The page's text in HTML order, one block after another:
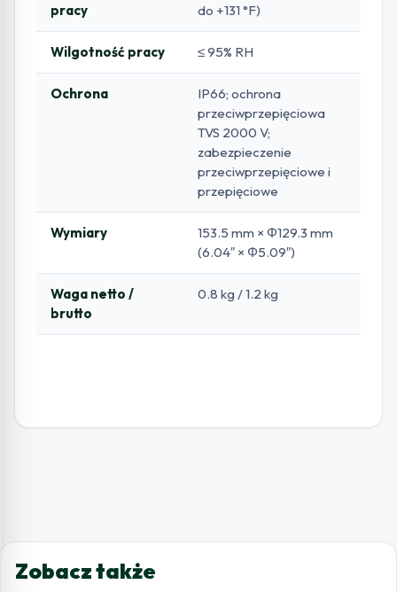
pracy
do +131 °F)
Wilgotność pracy ≤ 95% RH
Ochrona
IP66; ochrona
przeciwprzepięciowa
TVS 2000 V;
zabezpieczenie
przeciwprzepięciowe i
przepięciowe
Wymiary
153.5 mm × Φ129.3 mm
(6.04″ × Φ5.09″)
Waga netto /
brutto
0.8 kg / 1.2 kg
Zobacz także